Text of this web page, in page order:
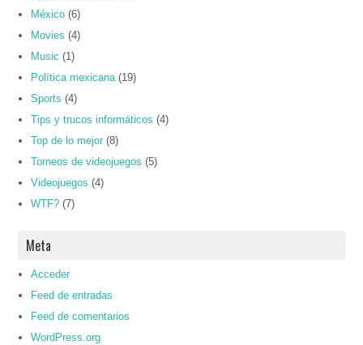
México (6)
Movies (4)
Music (1)
Política mexicana (19)
Sports (4)
Tips y trucos informáticos (4)
Top de lo mejor (8)
Torneos de videojuegos (5)
Videojuegos (4)
WTF? (7)
Meta
Acceder
Feed de entradas
Feed de comentarios
WordPress.org